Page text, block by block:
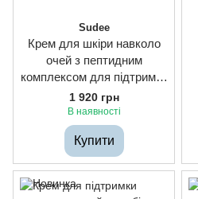
Sudee
Крем для шкіри навколо
очей з пептидним
комплексом для підтримки
пружності Sudee Wrinkle
Targeting Eye Cream, 15ml
1 920 грн
В наявності
Купити